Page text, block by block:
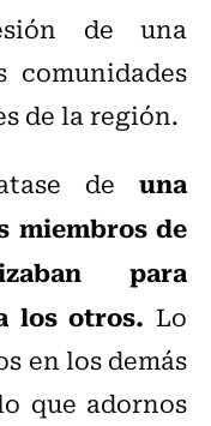
de una
de la región.
de una
miembros de
para
los otros. Lo
en los demás
que adornos